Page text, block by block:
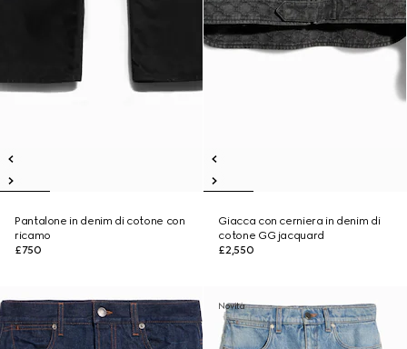
Pantalone in denim di cotone con
ricamo
£750
Giacca con cerniera in denim di
cotone GG jacquard
£2,550
Novità